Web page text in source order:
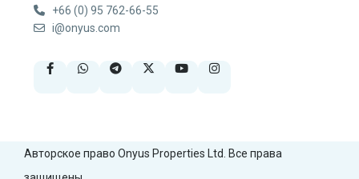
+66 (0) 95 762-66-55
i@onyus.com
Авторское право Onyus Properties Ltd. Все права